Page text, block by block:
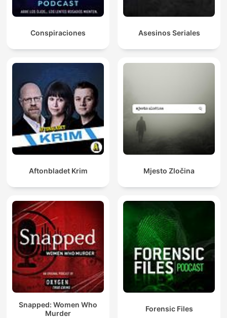
Conspiraciones Asesinos Seriales
Aftonbladet Krim Mjesto Zločina
Snapped: Women Who
Murder
Forensic Files